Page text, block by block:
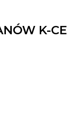
K-CE